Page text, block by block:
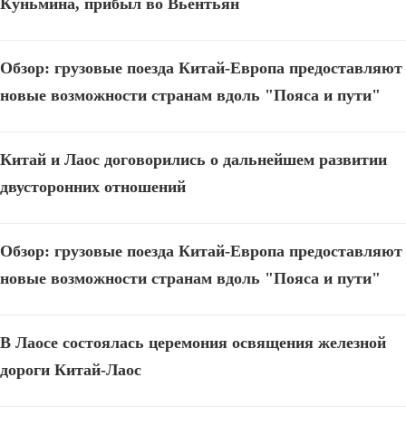
Куньмина, прибыл во Вьентьян
Обзор: грузовые поезда Китай-Европа предоставляют
новые возможности странам вдоль "Пояса и пути"
Китай и Лаос договорились о дальнейшем развитии
двусторонних отношений
Обзор: грузовые поезда Китай-Европа предоставляют
новые возможности странам вдоль "Пояса и пути"
В Лаосе состоялась церемония освящения железной
дороги Китай-Лаос